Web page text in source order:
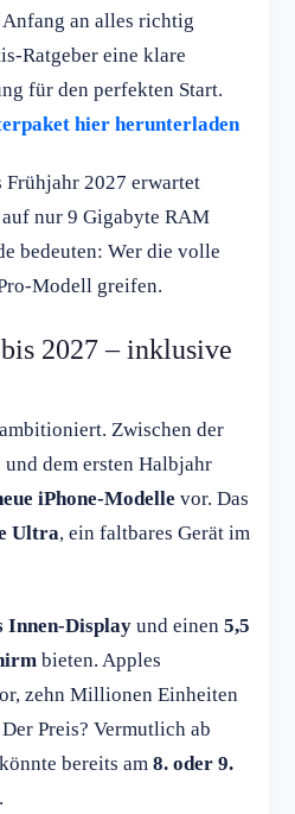
an alles richtig
Ratgeber eine klare
für den perfekten Start.
hier herunterladen
2027 erwartet
nur 9 Gigabyte RAM
bedeuten: Wer die volle
Modell greifen.
2027 – inklusive
Zwischen der
dem ersten Halbjahr
iPhone-Modelle vor. Das
Ultra, ein faltbares Gerät im
Innen-Display und einen 5,5
bieten. Apples
zehn Millionen Einheiten
Preis? Vermutlich ab
bereits am 8. oder 9.